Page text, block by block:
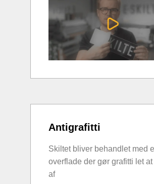
Antigrafitti
Skiltet bliver behandlet med
overflade der gør grafitti let at
af